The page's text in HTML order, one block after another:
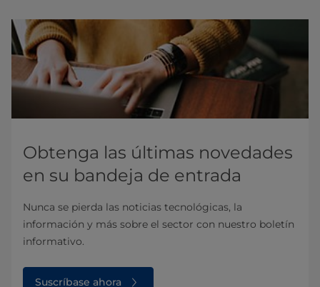
Obtenga las últimas novedades
en su bandeja de entrada
Nunca se pierda las noticias tecnológicas, la
información y más sobre el sector con nuestro boletín
informativo.
Suscríbase ahora